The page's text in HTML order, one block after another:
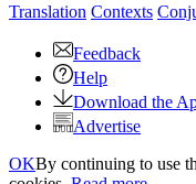
Translation Contexts
Feedback
Help
Download the
Advertise
OKBy continuing to use